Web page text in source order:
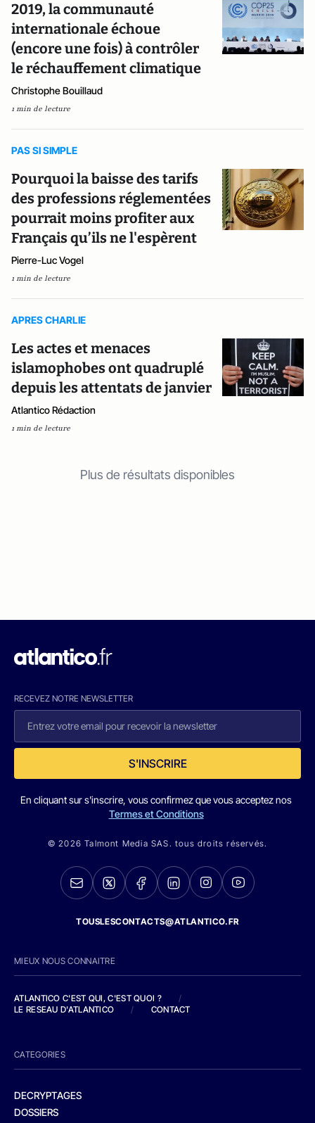
2019, la communauté
internationale échoue
(encore une fois) à contrôler
le réchauffement climatique
Christophe Bouillaud
1 min de lecture
PAS SI SIMPLE
Pourquoi la baisse des tarifs
des professions réglementées
pourrait moins profiter aux
Français qu’ils ne l'espèrent
Pierre-Luc Vogel
1 min de lecture
APRES CHARLIE
Les actes et menaces
islamophobes ont quadruplé
depuis les attentats de janvier
Atlantico Rédaction
1 min de lecture
Plus de résultats disponibles
RECEVEZ NOTRE NEWSLETTER
S'INSCRIRE
En cliquant sur s'inscrire, vous confirmez que vous acceptez nos
Termes et Conditions
© 2026 Talmont Media SAS. tous droits réservés.
TOUSLESCONTACTS@ATLANTICO.FR
MIEUX NOUS CONNAITRE
ATLANTICO C'EST QUI, C'EST QUOI ?
/
LE RESEAU D'ATLANTICO
/ CONTACT
CATEGORIES
DECRYPTAGES
DOSSIERS